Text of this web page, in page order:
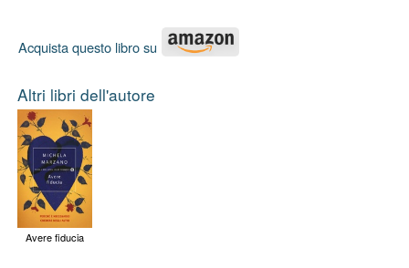
Acquista questo libro su
Altri libri dell'autore
Avere fiducia